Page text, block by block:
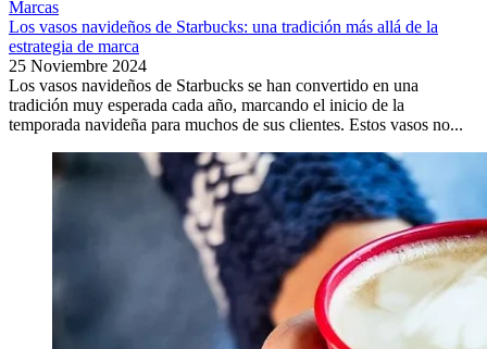
Marcas
Los vasos navideños de Starbucks: una tradición más allá de la
estrategia de marca
25 Noviembre 2024
Los vasos navideños de Starbucks se han convertido en una
tradición muy esperada cada año, marcando el inicio de la
temporada navideña para muchos de sus clientes. Estos vasos no...